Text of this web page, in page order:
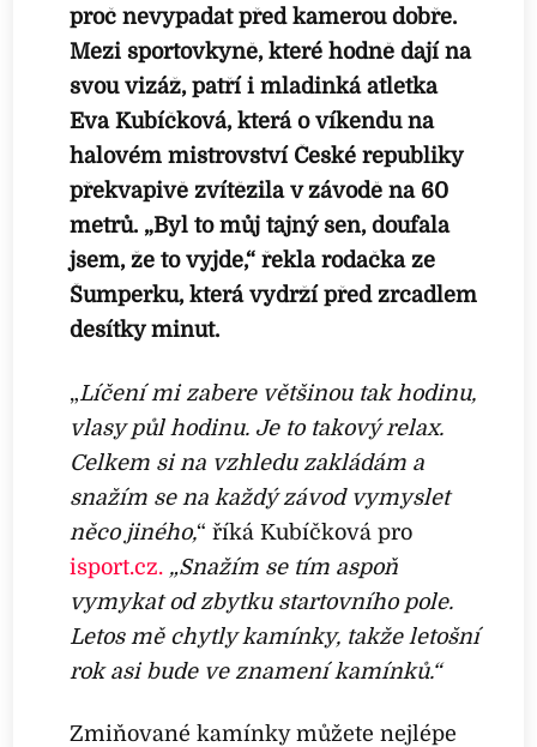
proč nevypadat před kamerou dobře.
Mezi sportovkyně, které hodně dají na
svou vizáž, patří i mladinká atletka
Eva Kubíčková, která o víkendu na
halovém mistrovství České republiky
překvapivě zvítězila v závodě na 60
metrů. „Byl to můj tajný sen, doufala
jsem, že to vyjde,“ řekla rodačka ze
Šumperku, která vydrží před zrcadlem
desítky minut.
„Líčení mi zabere většinou tak hodinu,
vlasy půl hodinu. Je to takový relax.
Celkem si na vzhledu zakládám a
snažím se na každý závod vymyslet
něco jiného,“ říká Kubíčková pro
isport.cz. „Snažím se tím aspoň
vymykat od zbytku startovního pole.
Letos mě chytly kamínky, takže letošní
rok asi bude ve znamení kamínků.“
Zmiňované kamínky můžete nejlépe